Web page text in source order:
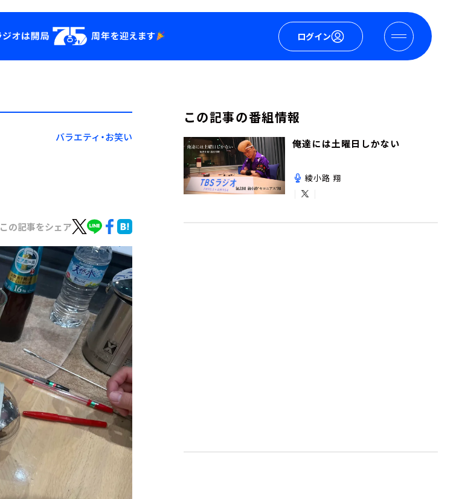
ログイン
YouTube
会社情報
バラエティ・お笑い
この記事をシェア
この記事の番組情報
俺達には土曜日しかない
綾小路 翔